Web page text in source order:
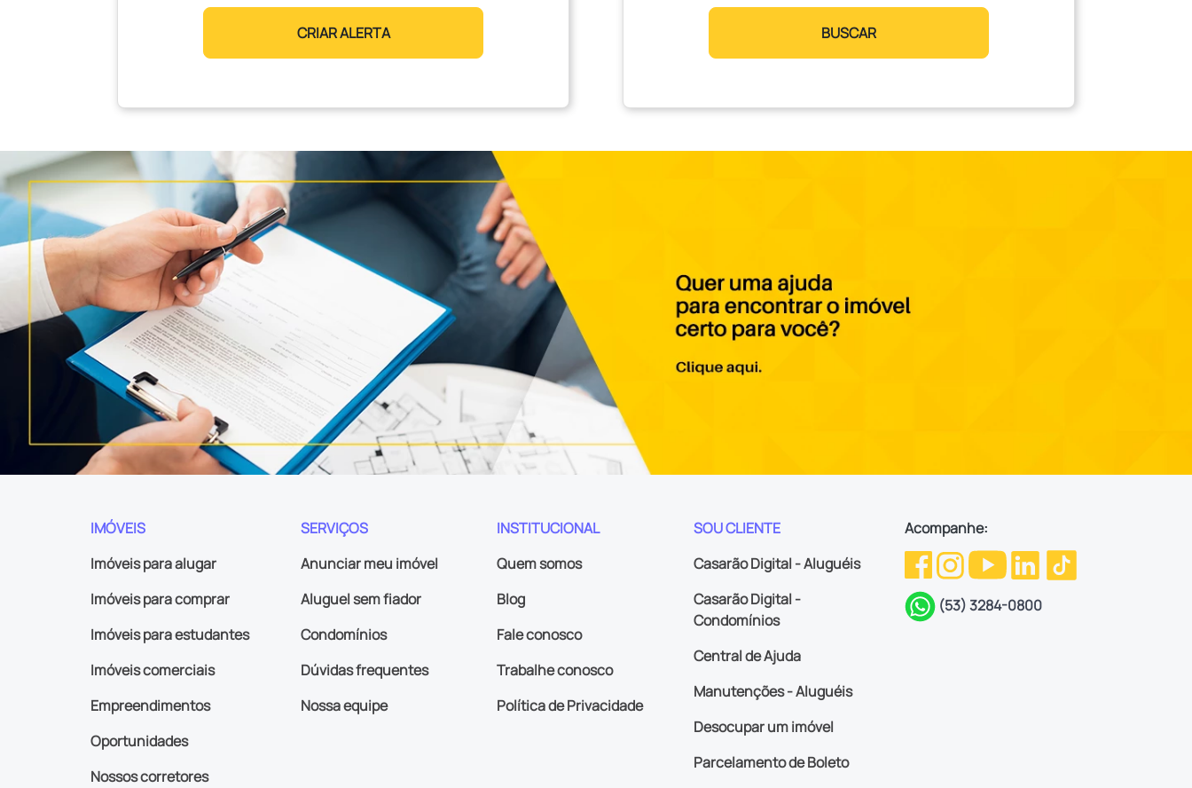
CRIAR ALERTA BUSCAR
IMÓVEIS
Imóveis para alugar
Imóveis para comprar
Imóveis para estudantes
Imóveis comerciais
Empreendimentos
Oportunidades
Nossos corretores
SERVIÇOS
Anunciar meu imóvel
Aluguel sem fiador
Condomínios
Dúvidas frequentes
Nossa equipe
INSTITUCIONAL
Quem somos
Blog
Fale conosco
Trabalhe conosco
Política de Privacidade
SOU CLIENTE
Casarão Digital - Aluguéis
Casarão Digital -
Condomínios
Central de Ajuda
Manutenções - Aluguéis
Desocupar um imóvel
Parcelamento de Boleto
Acompanhe:
(53) 3284-0800